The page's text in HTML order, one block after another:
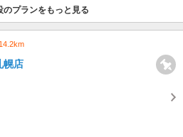
のプランをもっと見る
幌店